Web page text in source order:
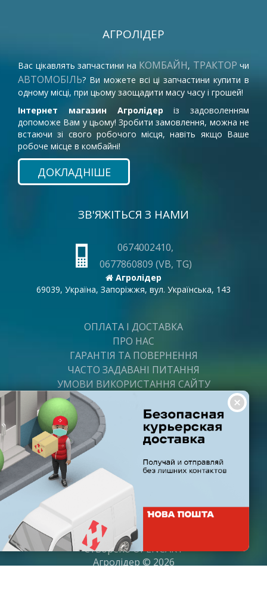
АГРОЛІДЕР
Вас цікавлять запчастини на КОМБАЙН, ТРАКТОР чи
АВТОМОБІЛЬ? Ви можете всі ці запчастини купити в
одному місці, при цьому заощадити масу часу і грошей!
Інтернет магазин Агролідер із задоволенням
допоможе Вам у цьому! Зробити замовлення, можна не
встаючи зі свого робочого місця, навіть якщо Ваше
робоче місце в комбайні!
ДОКЛАДНІШЕ
ЗВ'ЯЖІТЬСЯ З НАМИ
0674002410,
0677860809 (VB, TG)
Агролідер
69039, Україна, Запоріжжя, вул. Українська, 143
ОПЛАТА І ДОСТАВКА
ПРО НАС
ГАРАНТІЯ ТА ПОВЕРНЕННЯ
ЧАСТО ЗАДАВАНІ ПИТАННЯ
УМОВИ ВИКОРИСТАННЯ САЙТУ
ПОСТАЧАЛЬНИКАМ
ПАРТНЕРИ
ГРАФІК РОБОТИ
Пн-Пт: з 8:00 до 21:00
Субота: з 9:00 до 20:00
Неділя: з 10:00 до 19:00
СтвореноOPENCART
Агролідер © 2026